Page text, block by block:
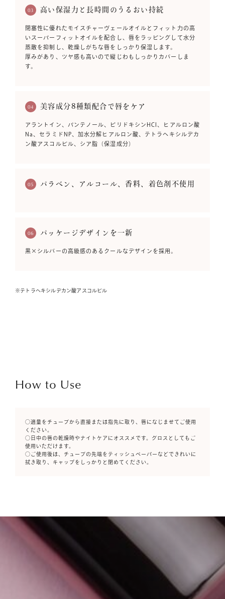
03 高い保湿力と長時間のうるおい持続
閉塞性に優れたモイスチャーヴェールオイルとフィット力の高
いスーパーフィットオイルを配合し、唇をラッピングして水分
蒸散を抑制し、乾燥しがちな唇をしっかり保湿します。
厚みがあり、ツヤ感も高いので縦じわもしっかりカバーしま
す。
04 美容成分8種類配合で唇をケア
アラントイン、パンテノール、ピリドキシンHCl、ヒアルロン酸
Na、セラミドNP、加水分解ヒアルロン酸、テトラヘキシルデカ
ン酸アスコルビル、シア脂（保湿成分）
05 パラベン、アルコール、香料、着色剤不使用
06 パッケージデザインを一新
黒×シルバーの高級感のあるクールなデザインを採用。
※テトラヘキシルデカン酸アスコルビル
How to Use
○適量をチューブから直接または指先に取り、唇になじませてご使用
ください。
○日中の唇の乾燥時やナイトケアにオススメです。グロスとしてもご
使用いただけます。
○ご使用後は、チューブの先端をティッシュペーパーなどできれいに
拭き取り、キャップをしっかりと閉めてください。